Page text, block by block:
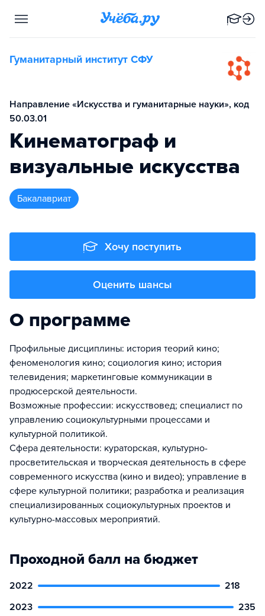
Гуманитарный институт СФУ
Направление «Искусства и гуманитарные науки», код
50.03.01
Кинематограф и
визуальные искусства
бакалавриат
Хочу поступить
Оценить шансы
О программе
Профильные дисциплины: история теорий кино;
феноменология кино; социология кино; история
телевидения; маркетинговые коммуникации в
продюсерской деятельности.
Возможные профессии: искусствовед; специалист по
управлению социокультурными процессами и
культурной политикой.
Сфера деятельности: кураторская, культурно-
просветительская и творческая деятельность в сфере
современного искусства (кино и видео); управление в
сфере культурной политики; разработка и реализация
специализированных социокультурных проектов и
культурно-массовых мероприятий.
Проходной балл на бюджет
2022
218
2023
235